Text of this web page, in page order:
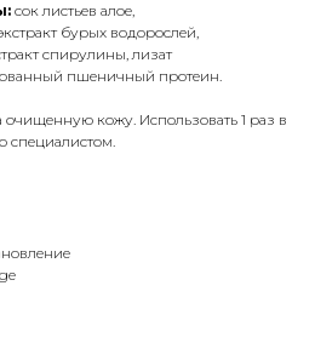
сок листьев алое,
бурых водорослей,
спирулины, лизат
пшеничный протеин.
очищенную кожу. Использовать 1 раз в
специалистом.